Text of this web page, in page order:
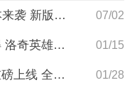
《热血江湖》7月8日全新版本来袭 新版客户端已开放下载 07/02
洛奇英雄传阵营技能怎么获得 洛奇英雄传阵营技能获取攻略 01/15
《像素危城》新春版本即将重磅上线 全新机甲玩法贺新春 01/28